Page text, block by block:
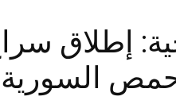
إطلاق
السورية